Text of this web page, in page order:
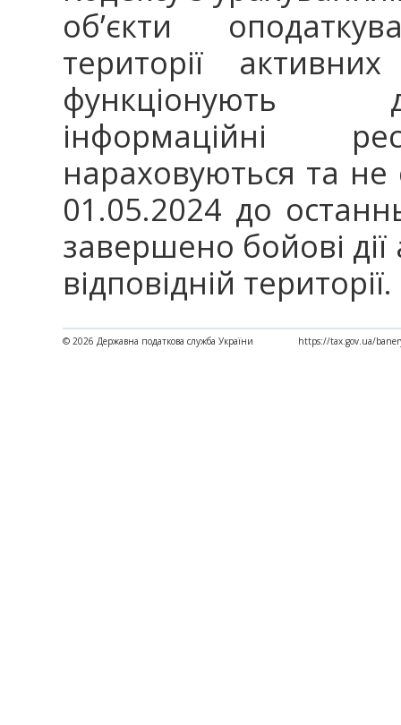
об’єкти
території
функціонують
інформаційні
нараховуються та
01.05.2024 до
завершено бойові
відповідній території.
© 2026 Державна податкова служба України https://tax.gov.ua/